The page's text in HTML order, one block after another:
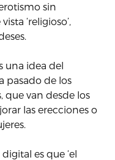
sin
‘religioso’,
una idea del
pasado de los
que van desde los
las erecciones o
es que ‘el